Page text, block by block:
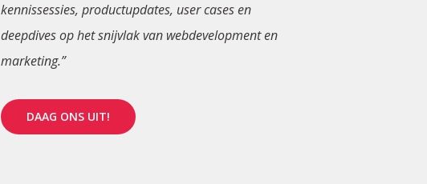
kennissessies, productupdates, user cases en
deepdives op het snijvlak van webdevelopment en
marketing.”
DAAG ONS UIT!